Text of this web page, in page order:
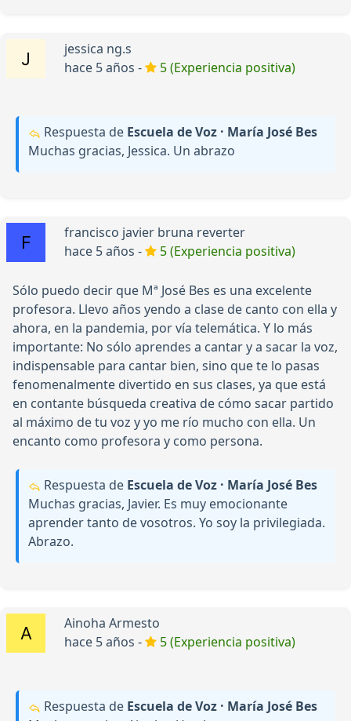
jessica ng.s
hace 5 años -
5 (Experiencia positiva)
Respuesta de Escuela de Voz · María José Bes
Muchas gracias, Jessica. Un abrazo
francisco javier bruna reverter
hace 5 años -
5 (Experiencia positiva)
Sólo puedo decir que Mª José Bes es una excelente
profesora. Llevo años yendo a clase de canto con ella y
ahora, en la pandemia, por vía telemática. Y lo más
importante: No sólo aprendes a cantar y a sacar la voz,
indispensable para cantar bien, sino que te lo pasas
fenomenalmente divertido en sus clases, ya que está
en contante búsqueda creativa de cómo sacar partido
al máximo de tu voz y yo me río mucho con ella. Un
encanto como profesora y como persona.
Respuesta de Escuela de Voz · María José Bes
Muchas gracias, Javier. Es muy emocionante
aprender tanto de vosotros. Yo soy la privilegiada.
Abrazo.
Ainoha Armesto
hace 5 años -
5 (Experiencia positiva)
Respuesta de Escuela de Voz · María José Bes